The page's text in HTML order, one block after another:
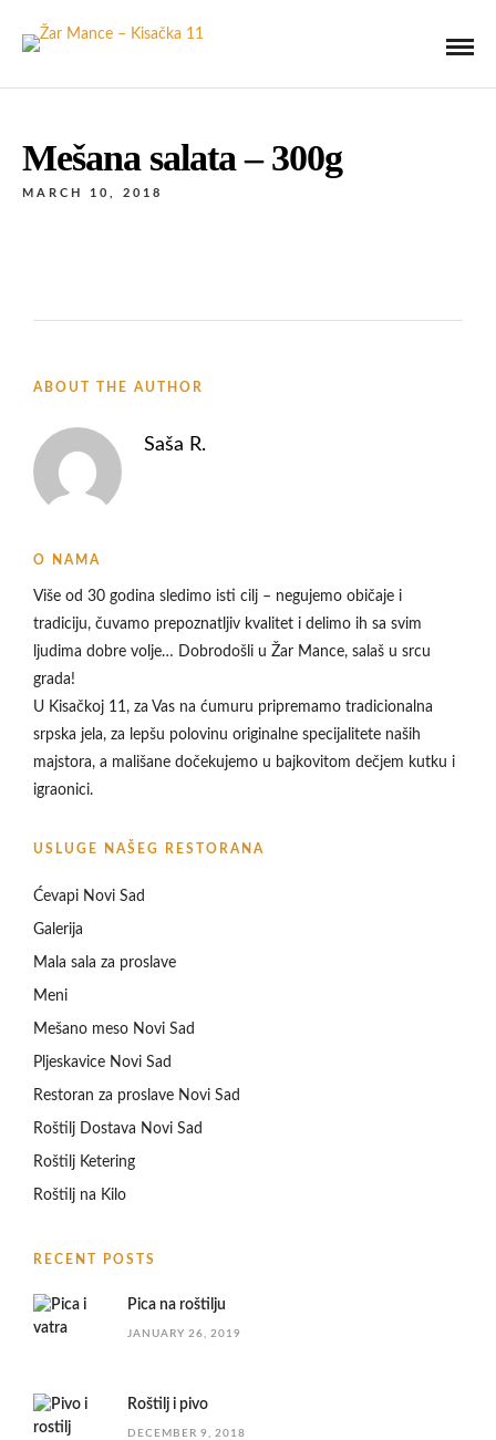
Mešana salata – 300g
MARCH 10, 2018
ABOUT THE AUTHOR
Saša R.
O NAMA
Više od 30 godina sledimo isti cilj – negujemo običaje i
tradiciju, čuvamo prepoznatljiv kvalitet i delimo ih sa svim
ljudima dobre volje… Dobrodošli u Žar Mance, salaš u srcu
grada!
U Kisačkoj 11, za Vas na ćumuru pripremamo tradicionalna
srpska jela, za lepšu polovinu originalne specijalitete naših
majstora, a mališane dočekujemo u bajkovitom dečjem kutku i
igraonici.
USLUGE NAŠEG RESTORANA
Ćevapi Novi Sad
Galerija
Mala sala za proslave
Meni
Mešano meso Novi Sad
Pljeskavice Novi Sad
Restoran za proslave Novi Sad
Roštilj Dostava Novi Sad
Roštilj Ketering
Roštilj na Kilo
RECENT POSTS
Pica na roštilju
JANUARY 26, 2019
Roštilj i pivo
DECEMBER 9, 2018